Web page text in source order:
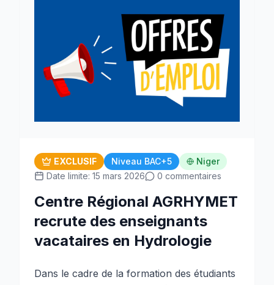
EXCLUSIF Niveau BAC+5
Niger
Date limite: 15 mars 2026
0 commentaires
Centre Régional AGRHYMET
recrute des enseignants
vacataires en Hydrologie
Dans le cadre de la formation des étudiants